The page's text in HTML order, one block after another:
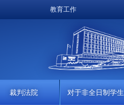
教育工作
裁判法院 对于非全日制学生